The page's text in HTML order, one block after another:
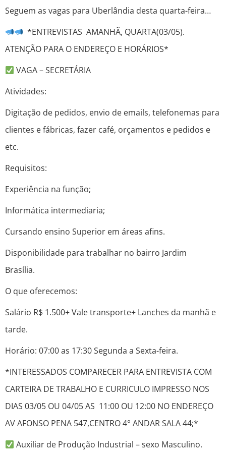
Seguem as vagas para Uberlândia desta quarta-feira…
*ENTREVISTAS AMANHÃ, QUARTA(03/05).
ATENÇÃO PARA O ENDEREÇO E HORÁRIOS*
VAGA – SECRETÁRIA
Atividades:
Digitação de pedidos, envio de emails, telefonemas para
clientes e fábricas, fazer café, orçamentos e pedidos e
etc.
Requisitos:
Experiência na função;
Informática intermediaria;
Cursando ensino Superior em áreas afins.
Disponibilidade para trabalhar no bairro Jardim
Brasília.
O que oferecemos:
Salário R$ 1.500+ Vale transporte+ Lanches da manhã e
tarde.
Horário: 07:00 as 17:30 Segunda a Sexta-feira.
*INTERESSADOS COMPARECER PARA ENTREVISTA COM
CARTEIRA DE TRABALHO E CURRICULO IMPRESSO NOS
DIAS 03/05 OU 04/05 AS 11:00 OU 12:00 NO ENDEREÇO
AV AFONSO PENA 547,CENTRO 4° ANDAR SALA 44;*
Auxiliar de Produção Industrial – sexo Masculino.